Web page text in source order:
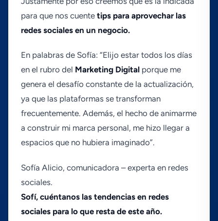
para que nos cuente tips para aprovechar las
redes sociales en un negocio.
En palabras de Sofí­a: “Elijo estar todos los dí­as
en el rubro del Marketing Digitalporque me
genera el desafí­o constante de la actualización,
ya que las plataformas se transforman
frecuentemente. Además, el hecho de animarme
a construir mi marca personal, me hizo llegar a
espacios que no hubiera imaginado”.
Sofí­a Alicio, comunicadora – experta en redes
sociales.
Sofí­, cuéntanos las tendencias en redes
sociales para lo que resta de este año.